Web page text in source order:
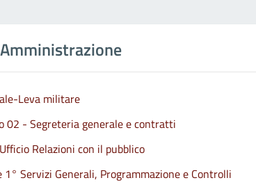
Amministrazione
Leva militare
02 - Segreteria generale e contratti
Relazioni con il pubblico
1° Servizi Generali, Programmazione e Controlli